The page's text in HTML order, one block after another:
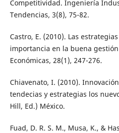
Competitividad. Ingeniería
Tendencias, 3(8), 75-82.
Castro, E. (2010). Las
importancia en la buena
Económicas, 28(1), 247-276.
Chiavenato, I. (2010).
tendecias y estrategias los
Hill, Ed.) México.
Fuad, D. R. S. M., Musa, K., &